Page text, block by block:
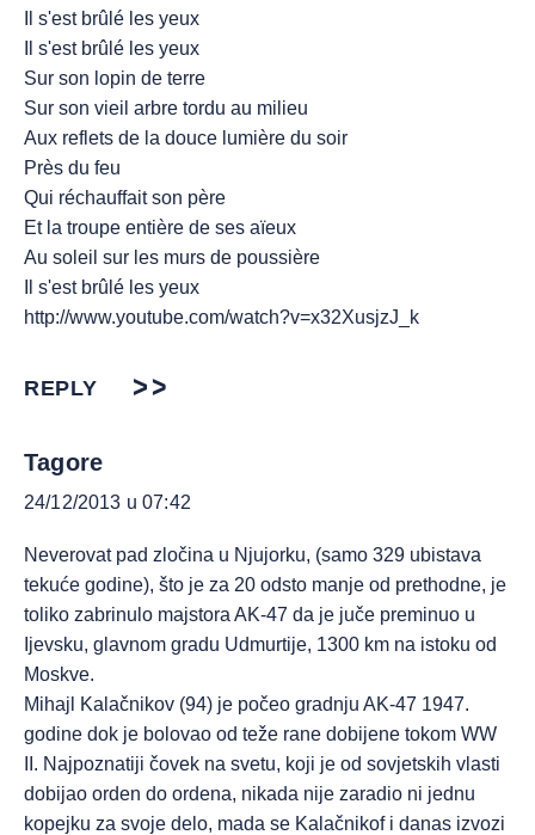
Il s'est brûlé les yeux
Il s'est brûlé les yeux
Sur son lopin de terre
Sur son vieil arbre tordu au milieu
Aux reflets de la douce lumière du soir
Près du feu
Qui réchauffait son père
Et la troupe entière de ses aïeux
Au soleil sur les murs de poussière
Il s'est brûlé les yeux
http://www.youtube.com/watch?v=x32XusjzJ_k
REPLY
Tagore
24/12/2013 u 07:42
Neverovat pad zločina u Njujorku, (samo 329 ubistava
tekuće godine), što je za 20 odsto manje od prethodne, je
toliko zabrinulo majstora AK-47 da je juče preminuo u
Ijevsku, glavnom gradu Udmurtije, 1300 km na istoku od
Moskve.
Mihajl Kalačnikov (94) je počeo gradnju AK-47 1947.
godine dok je bolovao od teže rane dobijene tokom WW
II. Najpoznatiji čovek na svetu, koji je od sovjetskih vlasti
dobijao orden do ordena, nikada nije zaradio ni jednu
kopejku za svoje delo, mada se Kalačnikof i danas izvozi